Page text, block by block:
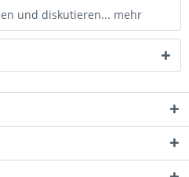
und diskutieren... mehr